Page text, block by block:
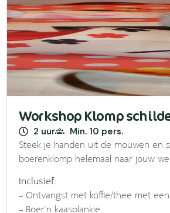
Workshop Klomp
2 uur Min. 10 pers.
Steek je handen uit de mouwen en
boerenklomp helemaal naar jouw
Inclusief:
– Ontvangst met koffie/thee met een
– Boer’n kaasplankje